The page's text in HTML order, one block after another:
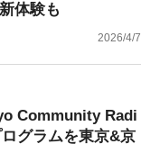
体験も
2026/4/7
Community Radi
グラムを東京&京